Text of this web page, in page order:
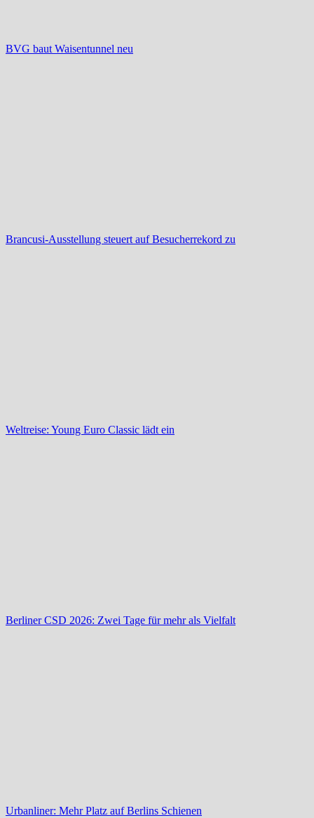
BVG baut Waisentunnel neu
Brancusi-Ausstellung steuert auf Besucherrekord zu
Weltreise: Young Euro Classic lädt ein
Berliner CSD 2026: Zwei Tage für mehr als Vielfalt
Urbanliner: Mehr Platz auf Berlins Schienen